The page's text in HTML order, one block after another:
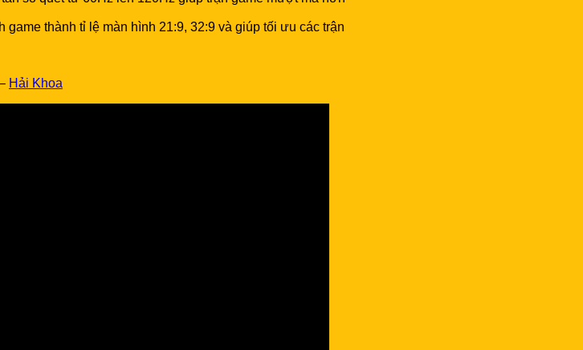
thành tỉ lệ màn hình 21:9, 32:9 và giúp tối ưu các trận
Hải Khoa